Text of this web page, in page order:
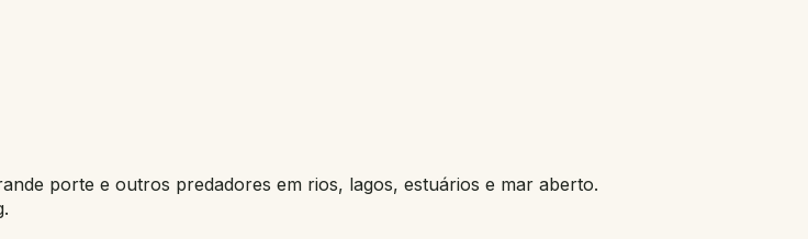
porte e outros predadores em rios, lagos, estuários e mar aberto.